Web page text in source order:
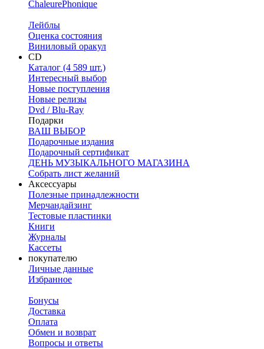
ChaleurePhonique
Лейблы
Оценка состояния
Виниловый оракул
CD
Каталог (4 589 шт.)
Интересный выбор
Новые поступления
Новые релизы
Dvd / Blu-Ray
Подарки
ВАШ ВЫБОР
Подарочные издания
Подарочный сертификат
ДЕНЬ МУЗЫКАЛЬНОГО МАГАЗИНА
Собрать лист желаний
Аксессуары
Полезные принадлежности
Мерчандайзинг
Тестовые пластинки
Книги
Журналы
Кассеты
покупателю
Личные данные
Избранное
Бонусы
Доставка
Оплата
Обмен и возврат
Вопросы и ответы